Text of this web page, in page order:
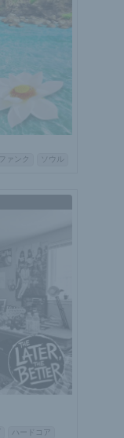
ファンク ソウル
ハードコア